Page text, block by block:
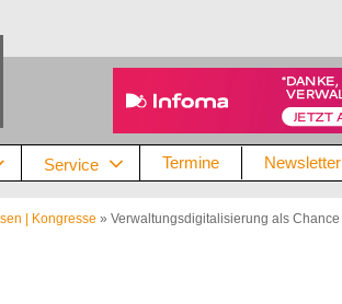
Service Termine Newsletter
| Kongresse » Verwaltungsdigitalisierung als Chance